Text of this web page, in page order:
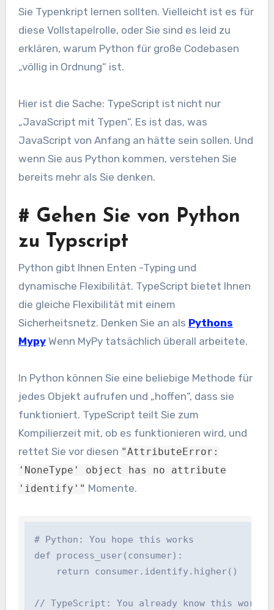
Sie Typenkript lernen sollten. Vielleicht ist es für
diese Vollstapelrolle, oder Sie sind es leid zu
erklären, warum Python für große Codebasen
„völlig in Ordnung“ ist.
Hier ist die Sache: TypeScript ist nicht nur
„JavaScript mit Typen“. Es ist das, was
JavaScript von Anfang an hätte sein sollen. Und
wenn Sie aus Python kommen, verstehen Sie
bereits mehr als Sie denken.
# Gehen Sie von Python
zu Typscript
Python gibt Ihnen Enten -Typing und
dynamische Flexibilität. TypeScript bietet Ihnen
die gleiche Flexibilität mit einem
Sicherheitsnetz. Denken Sie an als Pythons
MypyWenn MyPy tatsächlich überall arbeitete.
In Python können Sie eine beliebige Methode für
jedes Objekt aufrufen und „hoffen“, dass sie
funktioniert. TypeScript teilt Sie zum
Kompilierzeit mit, ob es funktionieren wird, und
rettet Sie vor diesen "AttributeError:
'NoneType' object has no attribute
'identify'" Momente.
# Python: You hope this works
def process_user(consumer):
    return consumer.identify.higher()
// TypeScript: You already know this works